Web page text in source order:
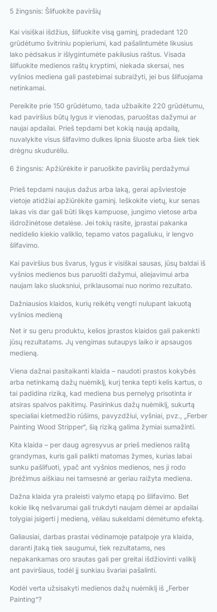
5 žingsnis: Šlifuokite paviršių
Kai visiškai išdžius, šlifuokite visą gaminį, pradedant 120
grūdėtumo švitriniu popieriumi, kad pašalintumėte likusius
lako pėdsakus ir išlygintumėte pakilusius raštus. Visada
šlifuokite medienos raštų kryptimi, niekada skersai, nes
vyšnios mediena gali pastebimai subraižyti, jei bus šlifuojama
netinkamai.
Pereikite prie 150 grūdėtumo, tada užbaikite 220 grūdėtumu,
kad paviršius būtų lygus ir vienodas, paruoštas dažymui ar
naujai apdailai. Prieš tepdami bet kokią naują apdailą,
nuvalykite visus šlifavimo dulkes lipnia šluoste arba šiek tiek
drėgnu skudurėliu.
6 žingsnis: Apžiūrėkite ir paruoškite paviršių perdažymui
Prieš tepdami naujus dažus arba laką, gerai apšviestoje
vietoje atidžiai apžiūrėkite gaminį. Ieškokite vietų, kur senas
lakas vis dar gali būti likęs kampuose, jungimo vietose arba
išdrožinėtose detalėse. Jei tokių rasite, įprastai pakanka
nedidelio kiekio valiklio, tepamo vatos pagaliuku, ir lengvo
šlifavimo.
Kai paviršius bus švarus, lygus ir visiškai sausas, jūsų baldai iš
vyšnios medienos bus paruošti dažymui, aliejavimui arba
naujam lako sluoksniui, priklausomai nuo norimo rezultato.
Dažniausios klaidos, kurių reikėtų vengti nulupant lakuotą
vyšnios medieną
Net ir su geru produktu, kelios įprastos klaidos gali pakenkti
jūsų rezultatams. Jų vengimas sutaupys laiko ir apsaugos
medieną.
Viena dažnai pasitaikanti klaida – naudoti prastos kokybės
arba netinkamą dažų nuėmiklį, kurį tenka tepti kelis kartus, o
tai padidina riziką, kad mediena bus pernelyg prisotinta ir
atsiras spalvos pakitimų. Pasirinkus dažų nuėmiklį, sukurtą
specialiai kietmedžio rūšims, pavyzdžiui, vyšniai, pvz., „Ferber
Painting Wood Stripper“, šią riziką galima žymiai sumažinti.
Kita klaida – per daug agresyvus ar prieš medienos raštą
grandymas, kuris gali palikti matomas žymes, kurias labai
sunku pašlifuoti, ypač ant vyšnios medienos, nes ji rodo
įbrėžimus aiškiau nei tamsesnė ar geriau raižyta mediena.
Dažna klaida yra praleisti valymo etapą po šlifavimo. Bet
kokie likę nešvarumai gali trukdyti naujam dėmei ar apdailai
tolygiai įsigerti į medieną, vėliau sukeldami dėmėtumo efektą.
Galiausiai, darbas prastai vėdinamoje patalpoje yra klaida,
daranti įtaką tiek saugumui, tiek rezultatams, nes
nepakankamas oro srautas gali per greitai išdžiovinti valiklį
ant paviršiaus, todėl jį sunkiau švariai pašalinti.
Kodėl verta užsisakyti medienos dažų nuėmiklį iš „Ferber
Painting“?